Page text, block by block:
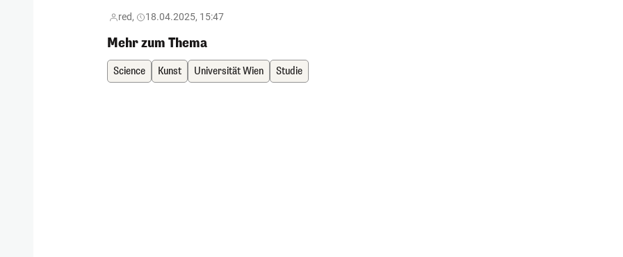
red, 18.04.2025, 15:47
Mehr zum Thema
Science Kunst Universität Wien Studie